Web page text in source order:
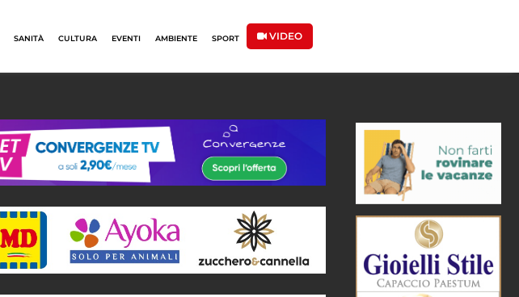
SANITÀ CULTURA EVENTI AMBIENTE SPORT VIDEO